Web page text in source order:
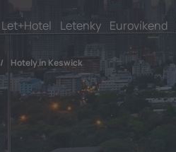
Let+Hotel Letenky Eurovíkend
/ Hotely in Keswick